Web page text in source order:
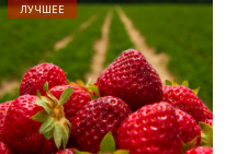
ЛУЧШЕЕ